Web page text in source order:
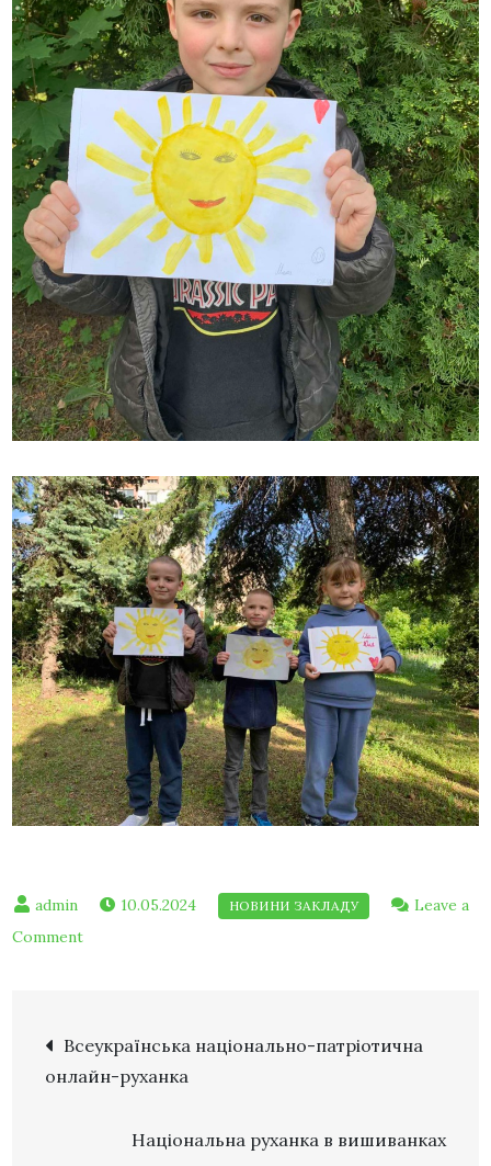
10.05.2024
Leave a
Comment
Всеукраїнська національно-патріотична
онлайн-руханка
Національна руханка в вишиванках